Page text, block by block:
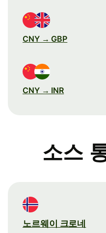
CNY → GBP
CNY → INR
소스
노르웨이 크로네